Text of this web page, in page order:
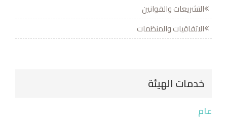
التشريعات والقوانين
الاتفاقيات والمنظمات
خدمات الهيئة
عام